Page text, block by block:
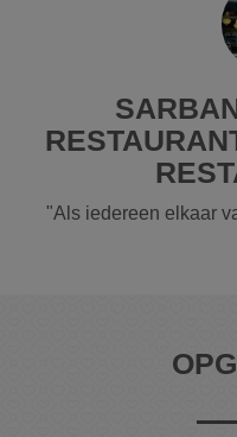
"Als iedereen elkaar